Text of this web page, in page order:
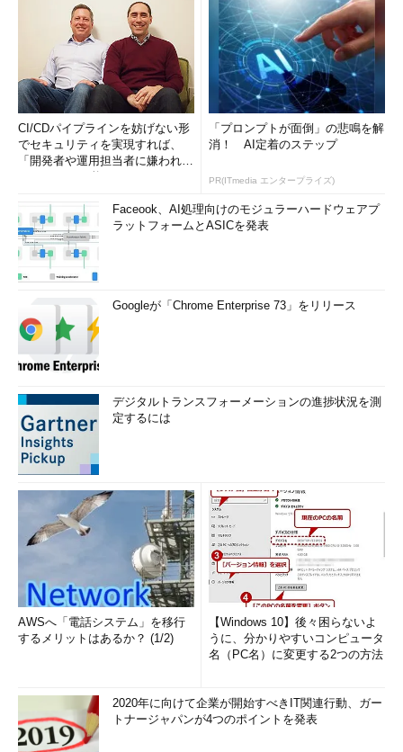
CI/CDパイプラインを妨げない形
でセキュリティを実現すれば、
「開発者や運用担当者に嫌われな
「プロンプトが面倒」の悲鳴を解
消！ AI定着のステップ
PR(ITmedia エンタープライズ)
Faceook、AI処理向けのモジュラーハードウェアプ
ラットフォームとASICを発表
Googleが「Chrome Enterprise 73」をリリース
デジタルトランスフォーメーションの進捗状況を測
定するには
AWSへ「電話システム」を移行
するメリットはあるか？ (1/2)
【Windows 10】後々困らないよ
うに、分かりやすいコンピュータ
名（PC名）に変更する2つの方法
2020年に向けて企業が開始すべきIT関連行動、ガー
トナージャパンが4つのポイントを発表